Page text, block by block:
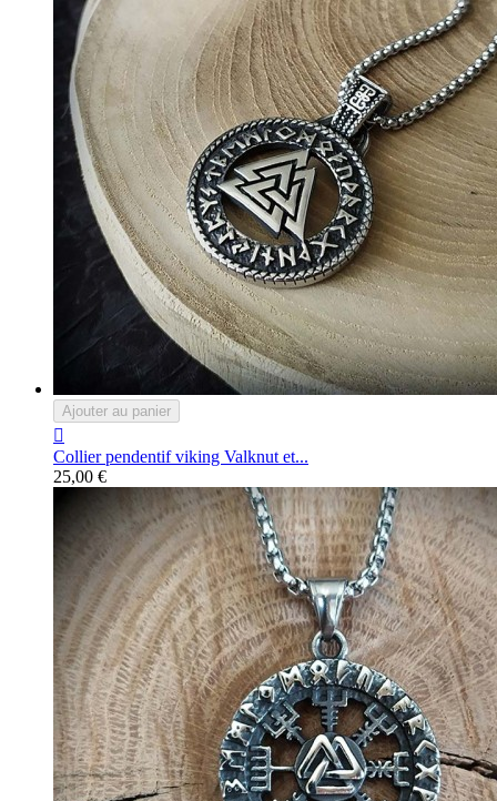
Ajouter au panier

Collier pendentif viking Valknut et...
25,00 €